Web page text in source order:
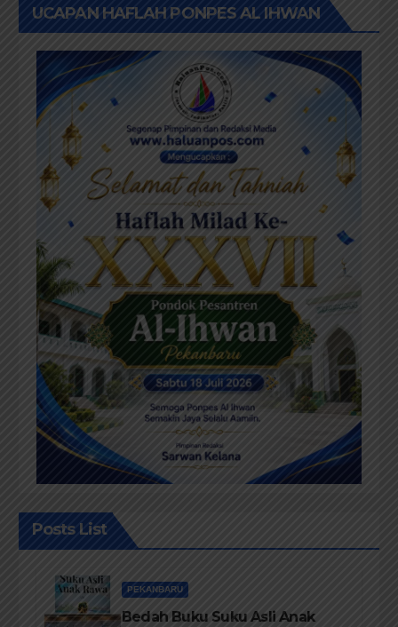
UCAPAN HAFLAH PONPES AL IHWAN
Posts List
PEKANBARU
Bedah Buku Suku Asli Anak